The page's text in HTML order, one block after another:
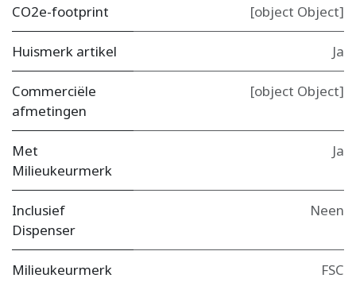
CO2e-footprint [object Object]
Huismerk artikel Ja
Commerciële
afmetingen
[object Object]
Met
Milieukeurmerk
Ja
Inclusief
Dispenser
Neen
Milieukeurmerk FSC